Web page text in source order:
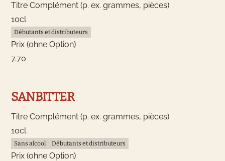
Titre Complément (p. ex. grammes, pièces)
10cl
Débutants et distributeurs
Prix (ohne Option)
7.70
SANBITTER
Titre Complément (p. ex. grammes, pièces)
10cl
Sans alcool Débutants et distributeurs
Prix (ohne Option)